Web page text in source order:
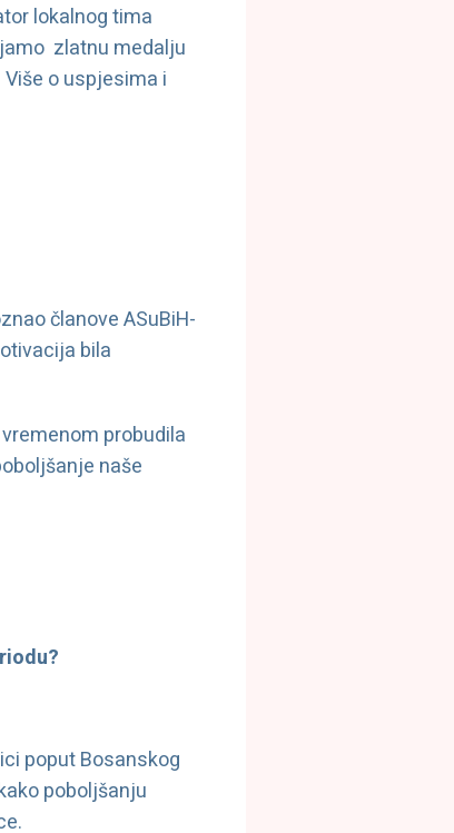
lokalnog tima
zlatnu medalju
o uspjesima i
članove ASuBiH-
bila
probudila
naše
poput Bosanskog
poboljšanju